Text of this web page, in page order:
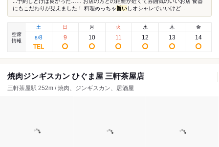
にもこだわりが見えました！ 料理めっちゃ旨いしオシャレでいいけど...
空席
情報
土
8/8
日
9
月
10
火
11
水
12
木
13
金
14
焼肉ジンギスカン ひぐま屋 三軒茶屋店
三軒茶屋駅 252m / 焼肉、ジンギスカン、居酒屋